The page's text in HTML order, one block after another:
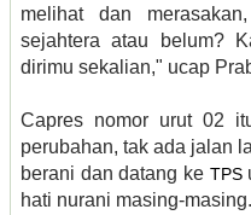
melihat dan
sejahtera atau belum?
dirimu sekalian," ucap
Capres nomor urut 02
perubahan, tak ada jalan
berani dan datang ke TPS
hati nurani masing-